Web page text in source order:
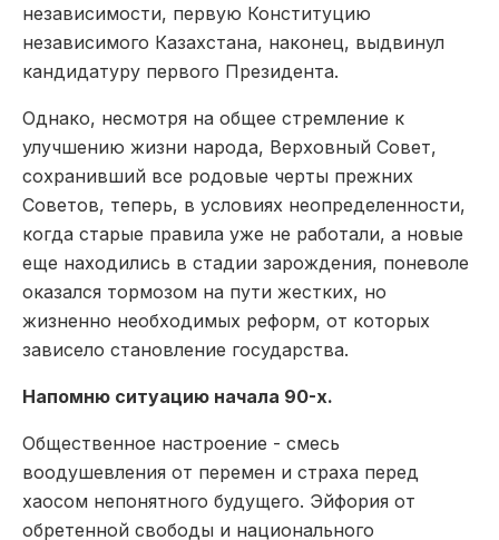
независимости, первую Конституцию
независимого Казахстана, наконец, выдвинул
кандидатуру первого Президента.
Однако, несмотря на общее стремление к
улучшению жизни народа, Верховный Совет,
сохранивший все родовые черты прежних
Советов, теперь, в условиях неопределенности,
когда старые правила уже не работали, а новые
еще находились в стадии зарождения, поневоле
оказался тормозом на пути жестких, но
жизненно необходимых реформ, от которых
зависело становление государства.
Напомню ситуацию начала 90­-х.
Общественное настроение ­- смесь
воодушевления от перемен и страха перед
хаосом непонятного будущего. Эйфория от
обретенной свободы и национального